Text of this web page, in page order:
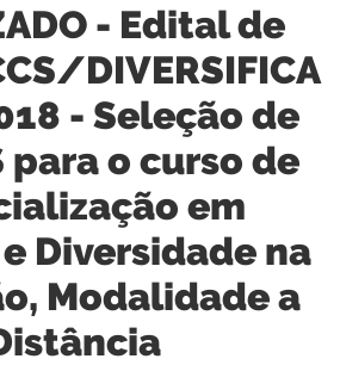
- Edital de
DIVERSIFICA
- Seleção de
para o curso de
em
Diversidade na
Modalidade a